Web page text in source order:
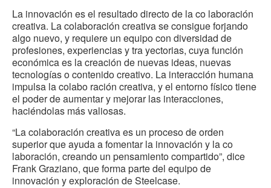
La innovación es el resultado directo de la co laboración
creativa. La colaboración creativa se consigue forjando
algo nuevo, y requiere un equipo con diversidad de
profesiones, experiencias y tra yectorias, cuya función
económica es la creación de nuevas ideas, nuevas
tecnologías o contenido creativo. La interacción humana
impulsa la colabo ración creativa, y el entorno físico tiene
el poder de aumentar y mejorar las interacciones,
haciéndolas más valiosas.
“La colaboración creativa es un proceso de orden
superior que ayuda a fomentar la innovación y la co
laboración, creando un pensamiento compartido”, dice
Frank Graziano, que forma parte del equipo de
innovación y exploración de Steelcase.